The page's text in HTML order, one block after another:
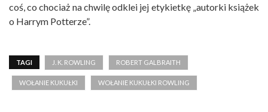
coś, co chociaż na chwilę odklei jej etykietkę „autorki książek
o Harrym Potterze”.
TAGI J. K. ROWLING ROBERT GALBRAITH
WOŁANIE KUKUŁKI WOŁANIE KUKUŁKI ROWLING